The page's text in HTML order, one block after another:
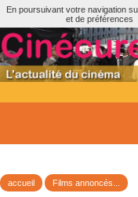
En poursuivant votre navigation
et de préférences
accueil Films annoncés...